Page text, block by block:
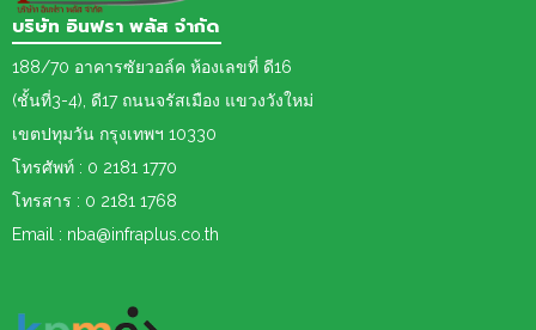
บริษัท อินฟรา พลัส จำกัด
188/70 อาคารซัยวอล์ค ห้องเลขที่ ดี16
(ชั้นที่3-4), ดี17 ถนนจรัสเมือง แขวงวังใหม่
เขตปทุมวัน กรุงเทพฯ 10330
โทรศัพท์ : 0 2181 1770
โทรสาร : 0 2181 1768
Email : nba@infraplus.co.th